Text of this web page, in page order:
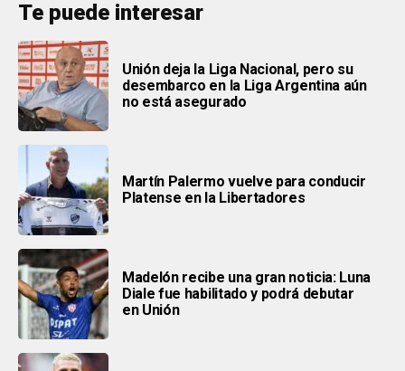
Te puede interesar
Unión deja la Liga Nacional, pero su
desembarco en la Liga Argentina aún
no está asegurado
Martín Palermo vuelve para conducir
Platense en la Libertadores
Madelón recibe una gran noticia: Luna
Diale fue habilitado y podrá debutar
en Unión